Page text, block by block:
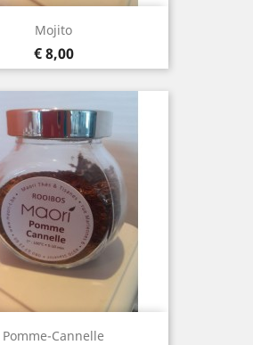
Mojito
Prijs
€ 8,00
Pomme-Cannelle